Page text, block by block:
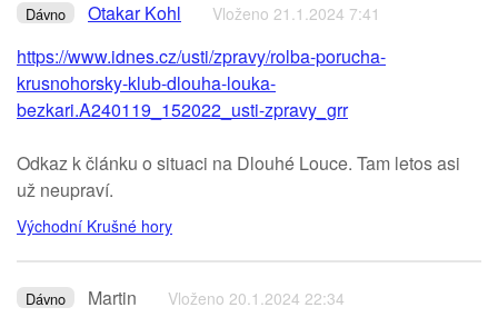
Dávno Otakar Kohl Vloženo 21.1.2024 7:41
https://www.idnes.cz/usti/zpravy/rolba-porucha-
krusnohorsky-klub-dlouha-louka-
bezkari.A240119_152022_usti-zpravy_grr
Odkaz k článku o situaci na Dlouhé Louce. Tam letos asi
už neupraví.
Východní Krušné hory
Dávno Martin Vloženo 20.1.2024 22:34